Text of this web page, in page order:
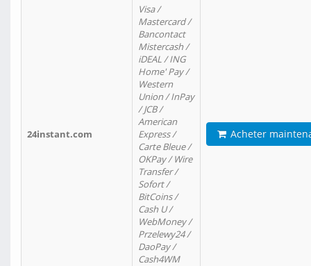
24instant.com
Visa /
Mastercard /
Bancontact
Mistercash /
iDEAL / ING
Home' Pay /
Western
Union / InPay
/ JCB /
American
Express /
Carte Bleue /
OKPay / Wire
Transfer /
Sofort /
BitCoins /
Cash U /
WebMoney /
Przelewy24 /
DaoPay /
Cash4WM
Acheter